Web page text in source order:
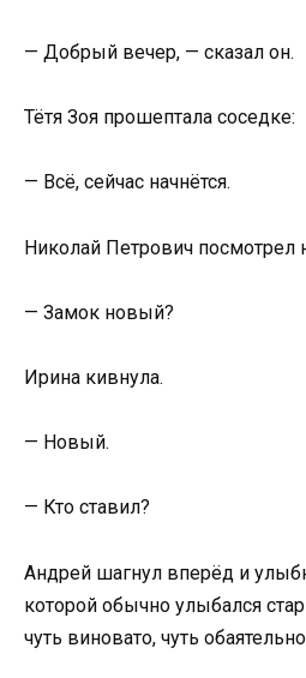
— Добрый вечер, — сказал он.
Тётя Зоя прошептала соседке:
— Всё, сейчас начнётся.
Николай Петрович посмотрел
— Замок новый?
Ирина кивнула.
— Новый.
— Кто ставил?
Андрей шагнул вперёд и
которой обычно улыбался
чуть виновато, чуть